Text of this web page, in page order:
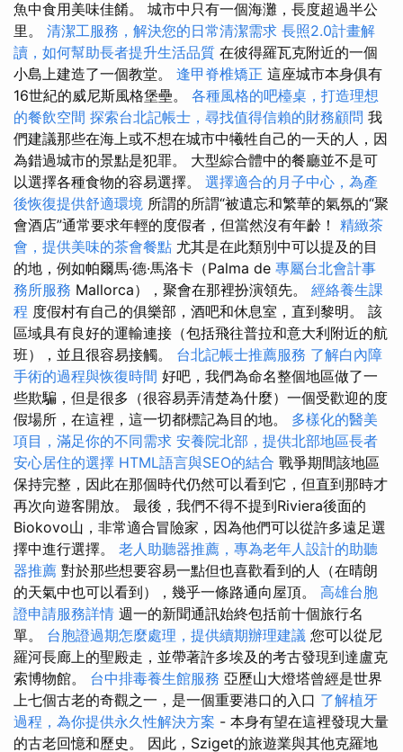
魚中食用美味佳餚。 城市中只有一個海灘，長度超過半公
里。 清潔工服務，解決您的日常清潔需求 長照2.0計畫解
讀，如何幫助長者提升生活品質 在彼得羅瓦克附近的一個
小島上建造了一個教堂。 逢甲脊椎矯正 這座城市本身俱有
16世紀的威尼斯風格堡壘。 各種風格的吧檯桌，打造理想
的餐飲空間 探索台北記帳士，尋找值得信賴的財務顧問 我
們建議那些在海上或不想在城市中犧牲自己的一天的人，因
為錯過城市的景點是犯罪。 大型綜合體中的餐廳並不是可
以選擇各種食物的容易選擇。 選擇適合的月子中心，為產
後恢復提供舒適環境 所謂的所謂“被遺忘和繁華的氣氛的“聚
會酒店”通常要求年輕的度假者，但當然沒有年齡！ 精緻茶
會，提供美味的茶會餐點 尤其是在此類別中可以提及的目
的地，例如帕爾馬·德·馬洛卡（Palma de 專屬台北會計事
務所服務 Mallorca），聚會在那裡扮演領先。 經絡養生課
程 度假村有自己的俱樂部，酒吧和休息室，直到黎明。 該
區域具有良好的運輸連接（包括飛往普拉和意大利附近的航
班），並且很容易接觸。 台北記帳士推薦服務 了解白內障
手術的過程與恢復時間 好吧，我們為命名整個地區做了一
些欺騙，但是很多（很容易弄清楚為什麼）一個受歡迎的度
假場所，在這裡，這一切都標記為目的地。 多樣化的醫美
項目，滿足你的不同需求 安養院北部，提供北部地區長者
安心居住的選擇 HTML語言與SEO的結合 戰爭期間該地區
保持完整，因此在那個時代仍然可以看到它，但直到那時才
再次向遊客開放。 最後，我們不得不提到Riviera後面的
Biokovo山，非常適合冒險家，因為他們可以從許多遠足選
擇中進行選擇。 老人助聽器推薦，專為老年人設計的助聽
器推薦 對於那些想要容易一點但也喜歡看到的人（在晴朗
的天氣中也可以看到），幾乎一條路通向屋頂。 高雄台胞
證申請服務詳情 週一的新聞通訊始終包括前十個旅行名
單。 台胞證過期怎麼處理，提供續期辦理建議 您可以從尼
羅河長廊上的聖殿走，並帶著許多埃及的考古發現到達盧克
索博物館。 台中排毒養生館服務 亞歷山大燈塔曾經是世界
上七個古老的奇觀之一，是一個重要港口的入口 了解植牙
過程，為你提供永久性解決方案 - 本身有望在這裡發現大量
的古老回憶和歷史。 因此，Sziget的旅遊業與其他克羅地